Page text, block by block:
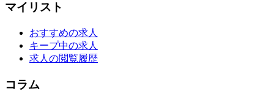
マイリスト
おすすめの求人
キープ中の求人
求人の閲覧履歴
コラム